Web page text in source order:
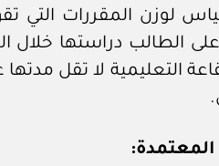
لوزن المقررات التي
المعتمدة: